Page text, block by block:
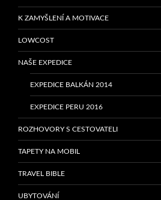
K ZAMYŠLENÍ A MOTIVACE
LOWCOST
NAŠE EXPEDICE
EXPEDICE BALKÁN 2014
EXPEDICE PERU 2016
ROZHOVORY S CESTOVATELI
TAPETY NA MOBIL
TRAVEL BIBLE
UBYTOVÁNÍ